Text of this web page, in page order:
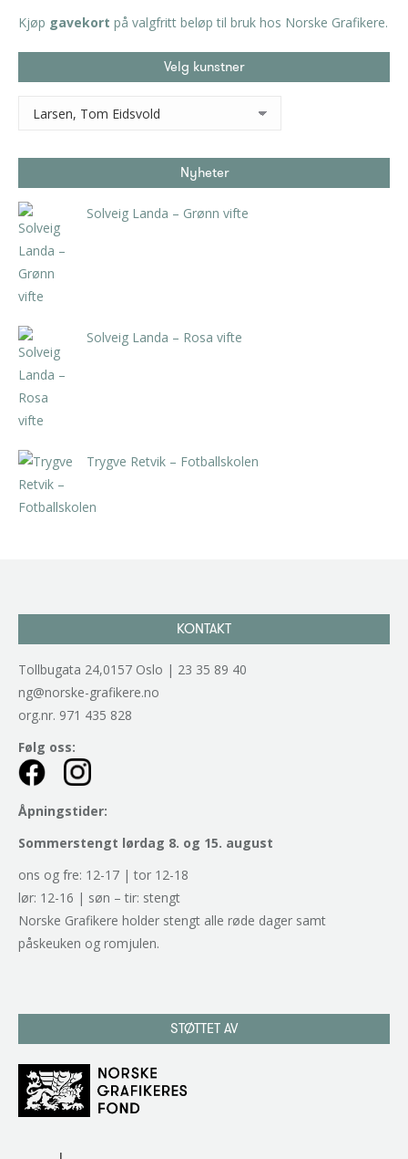
Kjøp gavekort på valgfritt beløp til bruk hos Norske Grafikere.
Velg kunstner
Nyheter
Solveig Landa – Grønn vifte
Solveig Landa – Rosa vifte
Trygve Retvik – Fotballskolen
KONTAKT
Tollbugata 24,0157 Oslo | 23 35 89 40
ng@norske-grafikere.no
org.nr. 971 435 828
Følg oss:
Åpningstider:
Sommerstengt lørdag 8. og 15. august
ons og fre: 12-17 | tor 12-18
lør: 12-16 | søn – tir: stengt
Norske Grafikere holder stengt alle røde dager samt
påskeuken og romjulen.
STØTTET AV